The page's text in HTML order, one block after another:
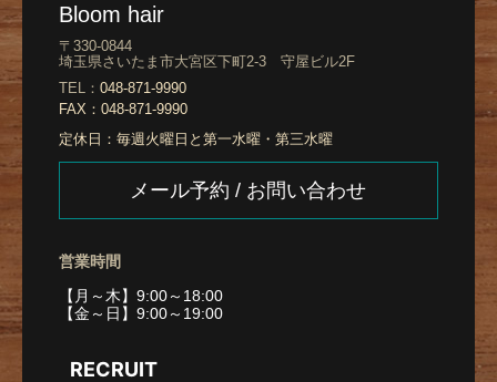
Bloom hair
〒330-0844
埼玉県さいたま市大宮区下町2-3 守屋ビル2F
TEL： 048-871-9990
FAX： 048-871-9990
定休日： 毎週火曜日と第一水曜・第三水曜
メール予約 / お問い合わせ
営業時間
【月～木】9:00～18:00
【金～日】9:00～19:00
RECRUIT